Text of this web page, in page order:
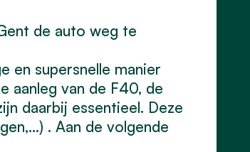
de auto weg te
en supersnelle manier
aanleg van de F40, de
daarbij essentieel. Deze
. Aan de volgende